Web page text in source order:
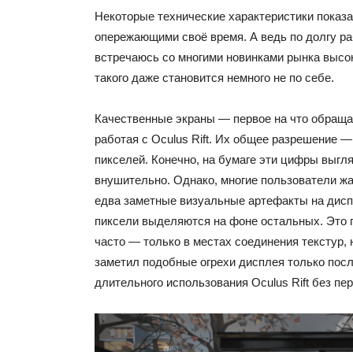
Некоторые технические характеристики
опережающими своё время. А ведь по долгу
встречаюсь со многими новинками рынка
такого даже становится немного не по себе.
Качественные экраны — первое на что
работая с Oculus Rift. Их общее разрешение —
пикселей. Конечно, на бумаге эти цифры
внушительно. Однако, многие пользователи
едва заметные визуальные артефакты на
пиксели выделяются на фоне остальных. Это
часто — только в местах соединения
заметил подобные огрехи дисплея только
длительного использования Oculus Rift без